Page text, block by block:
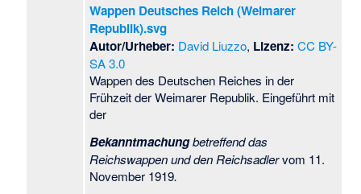
Wappen Deutsches Reich (Weimarer
Republik).svg
Autor/Urheber: David Liuzzo, Lizenz: CC BY-
SA 3.0
Wappen des Deutschen Reiches in der
Frühzeit der Weimarer Republik. Eingeführt mit
der
Bekanntmachungbetreffend das
Reichswappen und den Reichsadlervom 11.
November 1919.